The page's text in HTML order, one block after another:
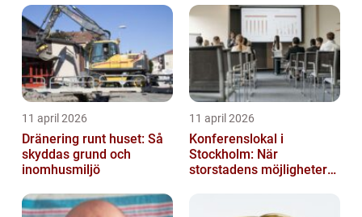
11 april 2026
Dränering runt huset: Så
skyddas grund och
inomhusmiljö
11 april 2026
Konferenslokal i
Stockholm: När
storstadens möjligheter